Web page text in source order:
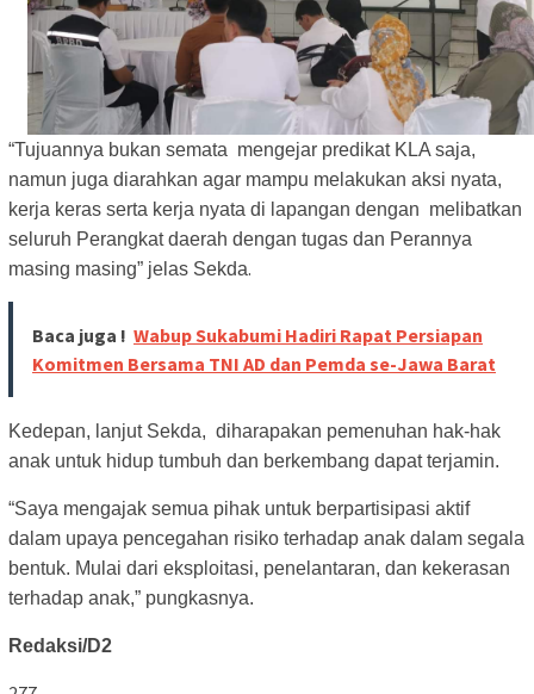
“Tujuannya bukan semata mengejar predikat KLA saja,
namun juga diarahkan agar mampu melakukan aksi nyata,
kerja keras serta kerja nyata di lapangan dengan melibatkan
seluruh Perangkat daerah dengan tugas dan Perannya
masing masing” jelas Sekda.
Baca juga ! Wabup Sukabumi Hadiri Rapat Persiapan
Komitmen Bersama TNI AD dan Pemda se-Jawa Barat
Kedepan, lanjut Sekda, diharapakan pemenuhan hak-hak
anak untuk hidup tumbuh dan berkembang dapat terjamin.
“Saya mengajak semua pihak untuk berpartisipasi aktif
dalam upaya pencegahan risiko terhadap anak dalam segala
bentuk. Mulai dari eksploitasi, penelantaran, dan kekerasan
terhadap anak,” pungkasnya.
Redaksi/D2